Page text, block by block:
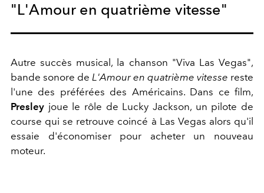
"L'Amour en quatrième vitesse"
Autre succès musical, la chanson "Viva Las Vegas",
bande sonore de L'Amour en quatrième vitesse reste
l'une des préférées des Américains. Dans ce film,
Presley joue le rôle de Lucky Jackson, un pilote de
course qui se retrouve coincé à Las Vegas alors qu'il
essaie d'économiser pour acheter un nouveau
moteur.